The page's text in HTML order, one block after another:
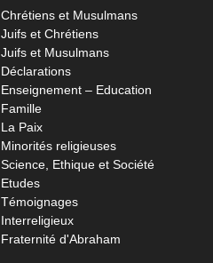
Chrétiens et Musulmans
Juifs et Chrétiens
Juifs et Musulmans
Déclarations
Enseignement – Education
Famille
La Paix
Minorités religieuses
Science, Ethique et Société
Etudes
Témoignages
Interreligieux
Fraternité d'Abraham